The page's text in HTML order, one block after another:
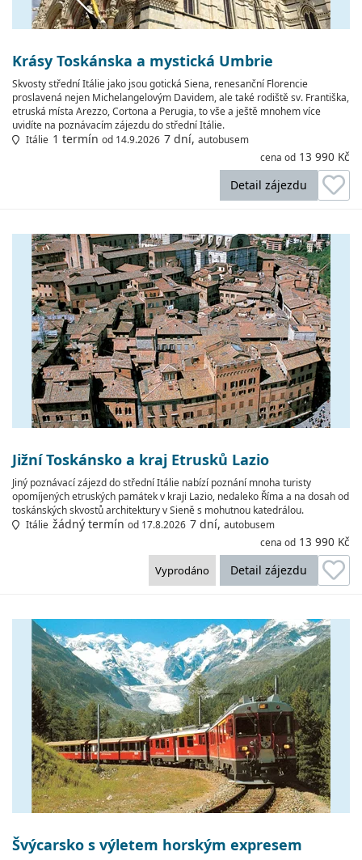
Krásy Toskánska a mystická Umbrie
Skvosty střední Itálie jako jsou gotická Siena, renesanční Florencie
proslavená nejen Michelangelovým Davidem, ale také rodiště sv. Františka,
etruská místa Arezzo, Cortona a Perugia, to vše a ještě mnohem více
uvidíte na poznávacím zájezdu do střední Itálie.
Itálie 1 termín od 14.9.2026 7 dní, autobusem
cena od 13 990 Kč
Detail zájezdu
Jižní Toskánsko a kraj Etrusků Lazio
Jiný poznávací zájezd do střední Itálie nabízí poznání mnoha turisty
opomíjených etruských památek v kraji Lazio, nedaleko Říma a na dosah od
toskánských skvostů architektury v Sieně s mohutnou katedrálou.
Itálie žádný termín od 17.8.2026 7 dní, autobusem
cena od 13 990 Kč
Detail zájezdu
Vyprodáno
Švýcarsko s výletem horským expresem